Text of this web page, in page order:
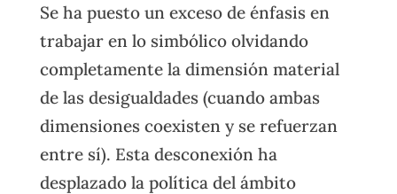
Se ha puesto un exceso de énfasis en
trabajar en lo simbólico olvidando
completamente la dimensión material
de las desigualdades (cuando ambas
dimensiones coexisten y se refuerzan
entre sí). Esta desconexión ha
desplazado la política del ámbito